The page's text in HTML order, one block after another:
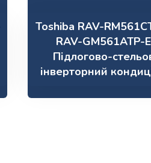
Toshiba RAV-
RAV-GM561ATP-
Підлогово-
інверторний